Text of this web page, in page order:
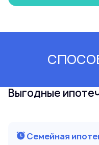
Выгодные
Семейная